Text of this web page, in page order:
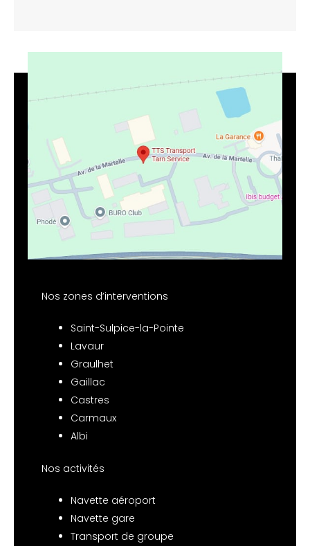
Nos zones d’interventions
Saint-Sulpice-la-Pointe
Lavaur
Graulhet
Gaillac
Castres
Carmaux
Albi
Nos activités
Navette aéroport
Navette gare
Transport de groupe